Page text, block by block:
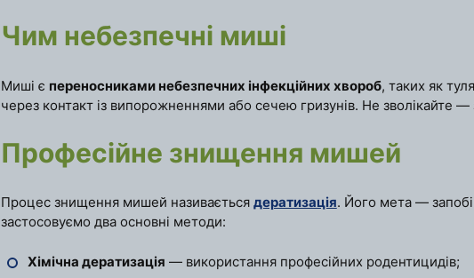
Чим небезпечні миші
Миші є переносниками небезпечних інфекційних хвороб, таких як
через контакт із випорожненнями або сечею гризунів. Не зволікайте —
Професійне знищення мишей
Процес знищення мишей називається дератизація. Його мета —
застосовуємо два основні методи:
Хімічна дератизація — використання професійних родентицидів;